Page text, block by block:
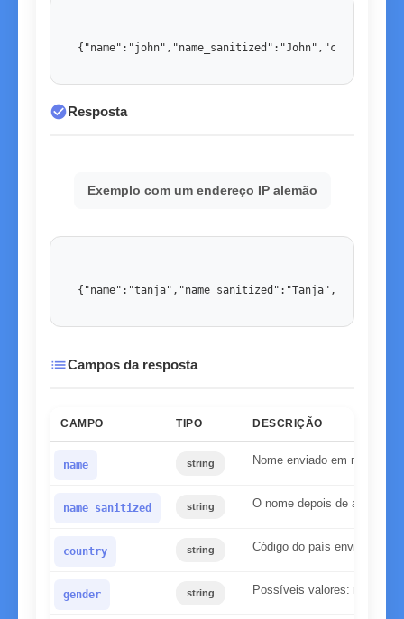
check_circleResposta
Exemplo com um endereço IP alemão
listCampos da resposta
CAMPO TIPO DESCRIÇÃO
name string Nome enviado em
name_sanitized string O nome depois de
country string Código do país enviado
gender string Possíveis valores: